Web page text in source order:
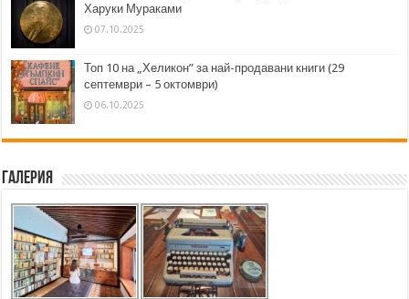
Харуки Мураками
07.10.2025
Топ 10 на „Хеликон” за най-продавани книги (29
септември – 5 октомври)
06.10.2025
Галерия